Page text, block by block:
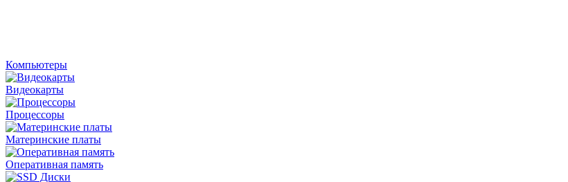
Компьютеры
Видеокарты
Процессоры
Материнские платы
Оперативная память